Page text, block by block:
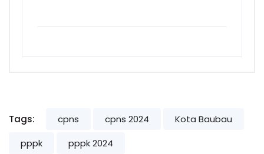
Tags: cpns cpns 2024
Kota Baubau
pppk
pppk 2024